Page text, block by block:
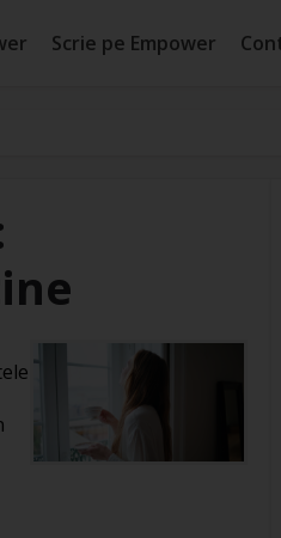
Scrie pe Empower